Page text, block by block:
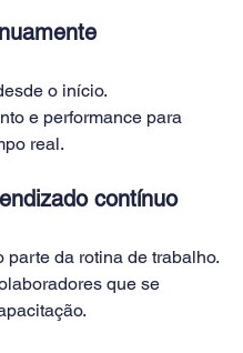
o início.
e performance para
real.
contínuo
parte da rotina de trabalho.
que se